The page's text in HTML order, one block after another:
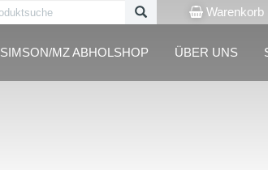
Warenkorb
SIMSON/MZ ABHOLSHOP ÜBER UNS